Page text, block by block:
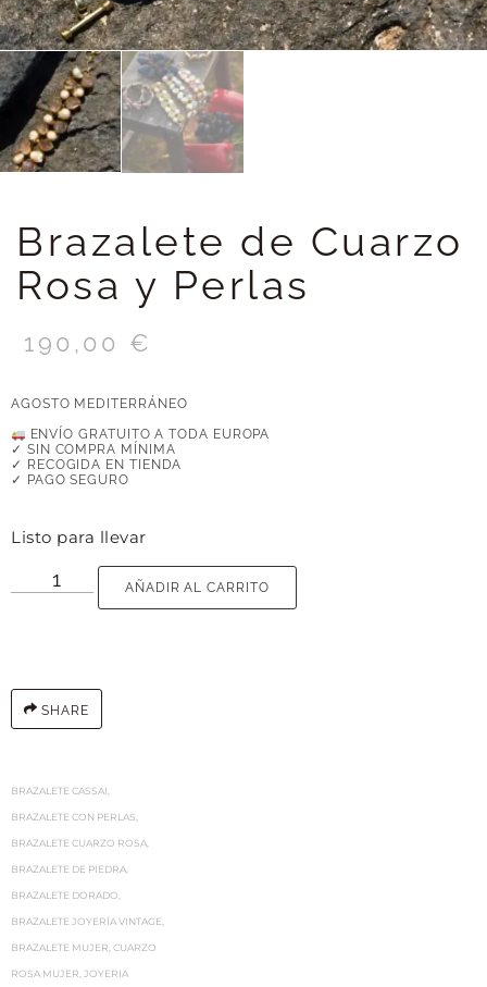
Brazalete de Cuarzo
Rosa y Perlas
190,00 €
AGOSTO MEDITERRÁNEO
ENVÍO GRATUITO A TODA EUROPA
✓ SIN COMPRA MÍNIMA
✓ RECOGIDA EN TIENDA
✓ PAGO SEGURO
Listo para llevar
AÑADIR AL CARRITO
SHARE
BRAZALETE CASSAI
BRAZALETE CON PERLAS
BRAZALETE CUARZO ROSA
BRAZALETE DE PIEDRA
BRAZALETE DORADO
BRAZALETE JOYERÍA VINTAGE
BRAZALETE MUJER CUARZO
ROSA MUJER JOYERIA